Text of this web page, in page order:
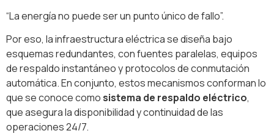
“La energía no puede ser un punto único de fallo”.
Por eso, la infraestructura eléctrica se diseña bajo
esquemas redundantes, con fuentes paralelas, equipos
de respaldo instantáneo y protocolos de conmutación
automática. En conjunto, estos mecanismos conforman lo
que se conoce comosistema de respaldo eléctrico,
que asegura la disponibilidad y continuidad de las
operaciones 24/7.